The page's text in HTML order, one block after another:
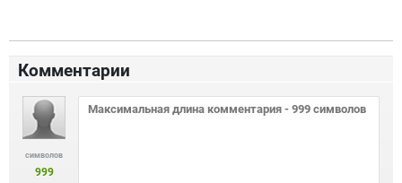
Комментарии
символов
999